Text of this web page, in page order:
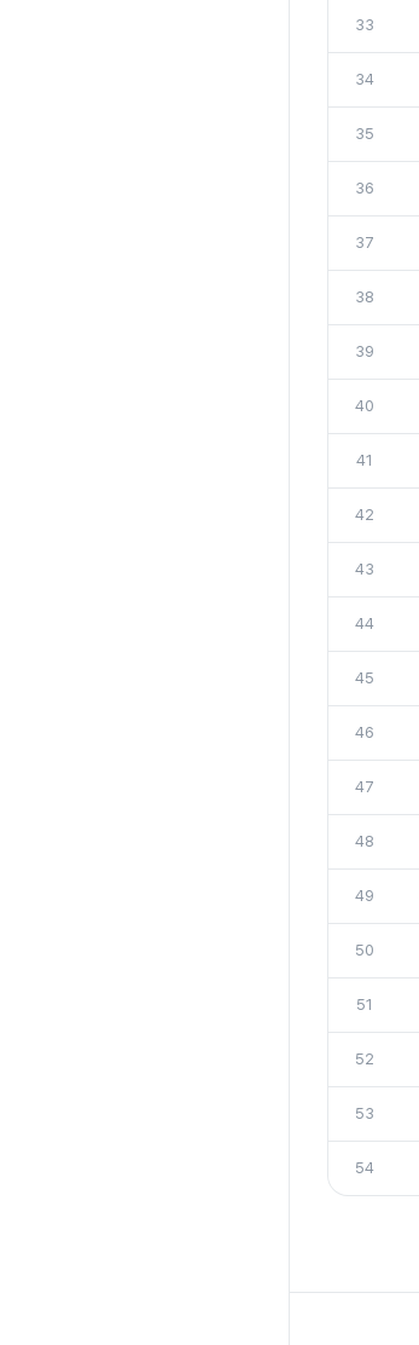
33
34
35
36
37
38
39
40
41
42
43
44
45
46
47
48
49
50
51
52
53
54